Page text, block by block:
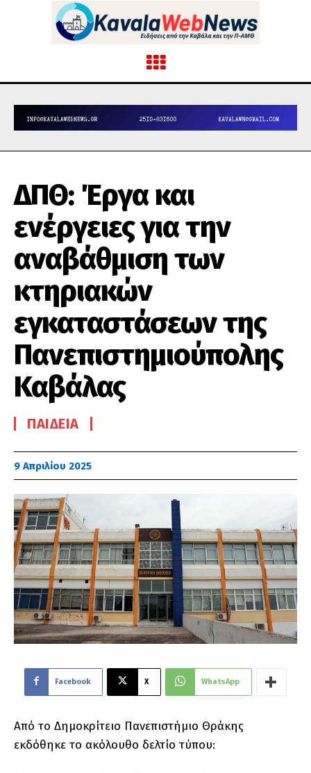
ΔΠΘ: Έργα και
ενέργειες για την
αναβάθμιση των
κτηριακών
εγκαταστάσεων της
Πανεπιστημιούπολης
Καβάλας
ΠΑΙΔΕΊΑ
9 Απριλίου 2025
Facebook X WhatsApp
Από το Δημοκρίτειο Πανεπιστήμιο Θράκης
εκδόθηκε το ακόλουθο δελτίο τύπου: